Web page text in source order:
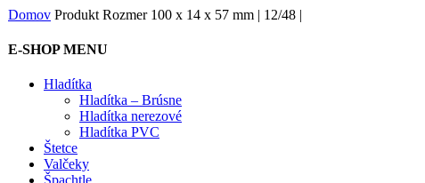
Domov Produkt Rozmer 100 x 14 x 57 mm | 12/48 |
E-SHOP MENU
Hladítka
Hladítka – Brúsne
Hladítka nerezové
Hladítka PVC
Štetce
Valčeky